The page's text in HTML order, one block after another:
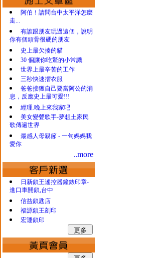
阿伯！請問台中太平洋怎麼
走...
有誰跟朋友玩過這個，說明
你有個頭骨很硬的朋友
史上最欠揍的貓
30 個讓你吃驚的小常識
世界上最辛苦的工作
三秒快速摺衣服
爸爸接獲自己要當阿公的消
息，反應史上最可愛!!!
經理.晚上來我家吧
美女變聲歌手-夢想土家民
歌傳遍世界
最感人母親節 - 一句媽媽我
愛你
..more
日新鎖王遙控器鐘錶印章-
進口車開鎖,台中
信益鎖匙店
福源鎖王刻印
宏運鎖印